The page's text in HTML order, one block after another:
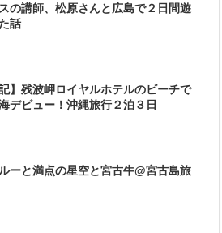
の講師、松原さんと広島で２日間遊
話
記】残波岬ロイヤルホテルのビーチで
デビュー！沖縄旅行２泊３日
ーと満点の星空と宮古牛@宮古島旅